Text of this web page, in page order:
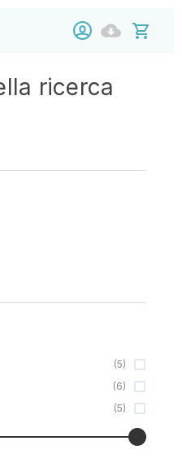
ricerca
(5)
(6)
(5)